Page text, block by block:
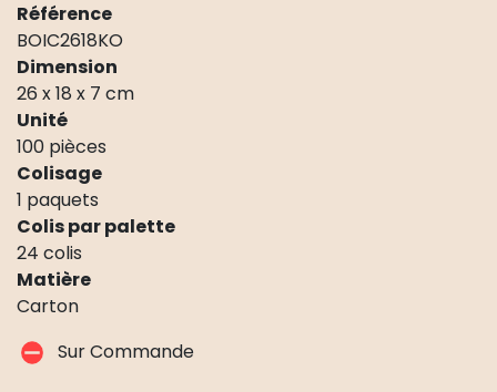
Référence
BOIC2618KO
Dimension
26 x 18 x 7 cm
Unité
100 pièces
Colisage
1 paquets
Colis par palette
24 colis
Matière
Carton
Sur Commande